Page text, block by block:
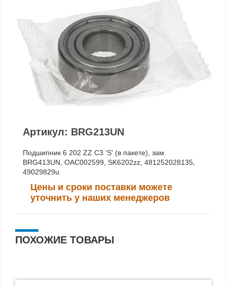
Артикул: BRG213UN
Подшипник 6 202 ZZ C3 'S' (в пакете), зам.
BRG413UN, OAC002599, SK6202zz, 481252028135,
49029829u
Цены и сроки поставки можете
уточнить у наших менеджеров
ПОХОЖИЕ ТОВАРЫ